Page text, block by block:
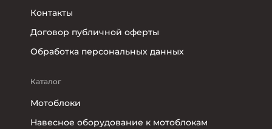
Контакты
Договор публичной оферты
Обработка персональных данных
Каталог
Мотоблоки
Навесное оборудование к мотоблокам